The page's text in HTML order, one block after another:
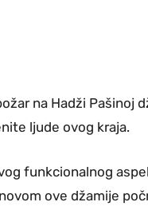
na Hadži Pašinoj
ljude ovog kraja.
funkcionalnog
ove džamije